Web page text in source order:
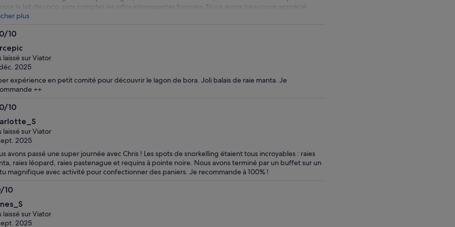
le lait de coco, sans compter les infos interessantes fournies. Nous avons beaucoup apprécié
plus
10
laissé sur Viator
2025
expérience en petit comité pour découvrir le lagon de bora. Joli balais de raie manta. Je
++
10
laissé sur Viator
2025
avons passé une super journée avec Chris ! Les spots de snorkelling étaient tous incroyables : raies
raies léopard, raies pastenague et requins à pointe noire. Nous avons terminé par un buffet sur un
magnifique avec activité pour confectionner des paniers. Je recommande à 100% !
10
laissé sur Viator
2025